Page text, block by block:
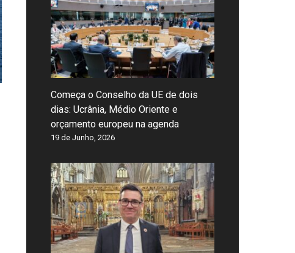
Começa o Conselho da UE de dois
dias: Ucrânia, Médio Oriente e
orçamento europeu na agenda
19 de Junho, 2026